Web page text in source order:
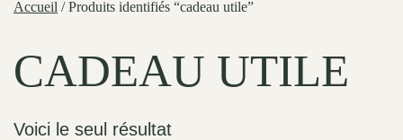
Accueil / Produits identifiés “cadeau utile”
CADEAU UTILE
Voici le seul résultat